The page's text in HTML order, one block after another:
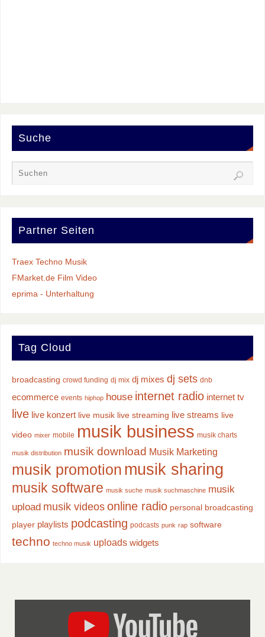
Suche
Partner Seiten
Traex Techno Musik
FMarket.de Film Video
eprima - Unterhaltung
Tag Cloud
broadcasting crowd funding dj mix dj mixes dj sets dnb
ecommerce events hiphop house internet radio internet tv
live live konzert live musik live streaming live streams live
video mixer mobile musik business musik charts
musik distribution musik download Musik Marketing
musik promotion musik sharing
musik software musik suche musik suchmaschine musik
upload musik videos online radio personal broadcasting
player playlists podcasting podcasts punk rap software
techno techno musik uploads widgets